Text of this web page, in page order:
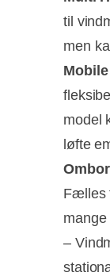
til
men
model
løfte
Fælles
mange
–